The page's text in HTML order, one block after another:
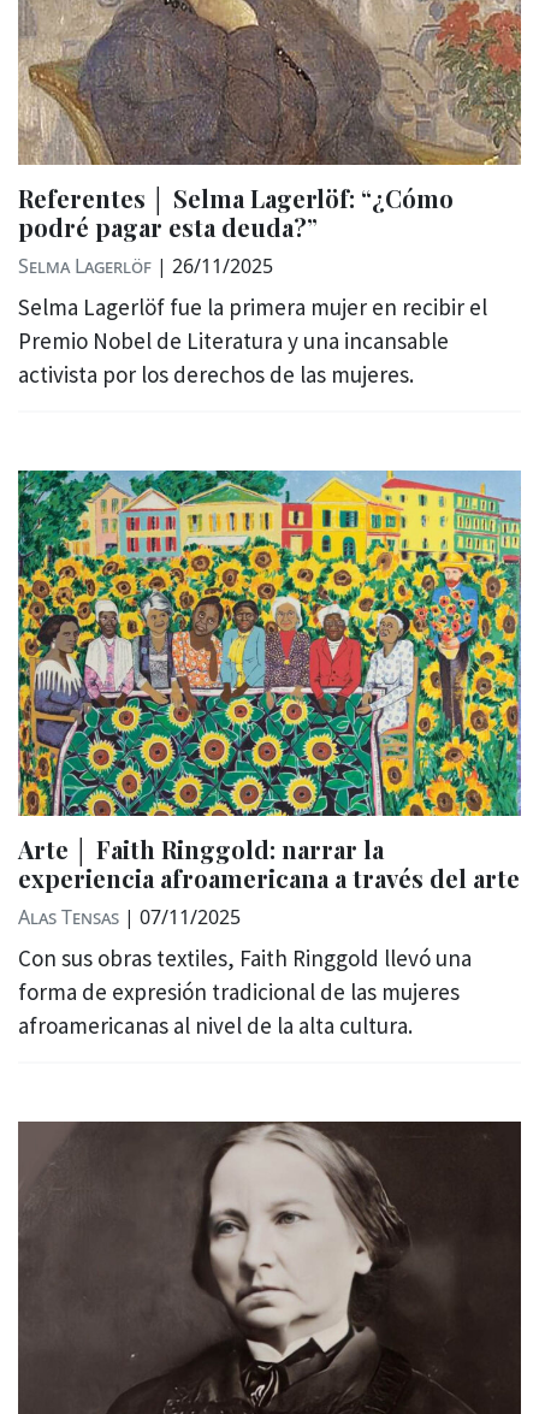
Referentes │ Selma Lagerlöf: “¿Cómo
podré pagar esta deuda?”
Selma Lagerlöf | 26/11/2025
Selma Lagerlöf fue la primera mujer en recibir el
Premio Nobel de Literatura y una incansable
activista por los derechos de las mujeres.
Arte │ Faith Ringgold: narrar la
experiencia afroamericana a través del arte
Alas Tensas | 07/11/2025
Con sus obras textiles, Faith Ringgold llevó una
forma de expresión tradicional de las mujeres
afroamericanas al nivel de la alta cultura.